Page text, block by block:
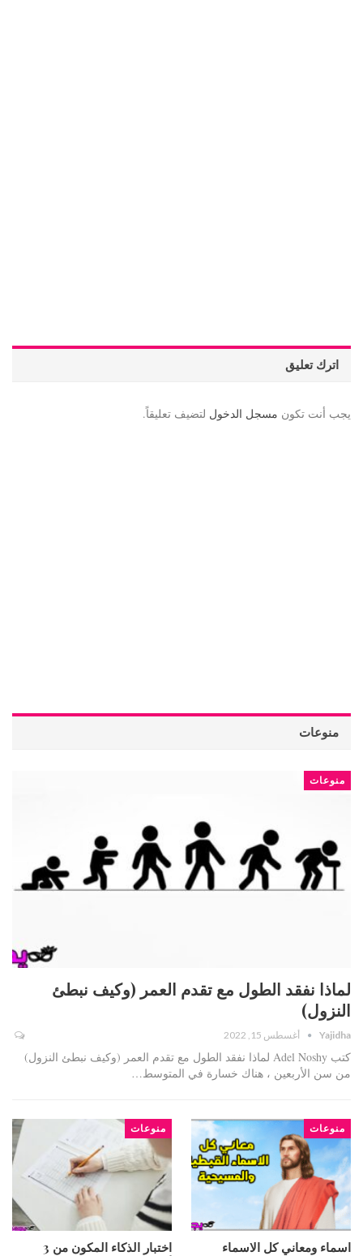
اترك تعليق
يجب أنت تكون مسجل الدخول لتضيف تعليقاً.
منوعات
منوعات
لماذا نفقد الطول مع تقدم العمر (وكيف نبطئ
النزول)
Yajidha أغسطس 15, 2022
كتب Adel Noshy لماذا نفقد الطول مع تقدم العمر (وكيف نبطئ النزول)
من سن الأربعين ، هناك خسارة في المتوسط…
منوعات
اسماء ومعاني كل الاسماء
منوعات
اختبار الذكاء المكون من 3